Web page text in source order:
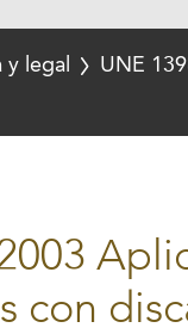
y legal
UNE
con